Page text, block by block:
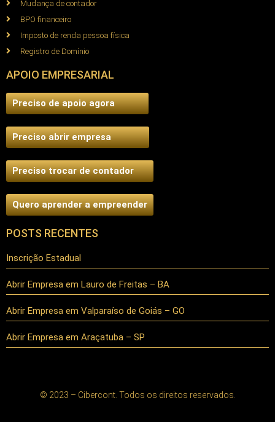
Mudança de contador
BPO financeiro
Imposto de renda pessoa física
Registro de Domínio
APOIO EMPRESARIAL
Preciso de apoio agora
Preciso abrir empresa
Preciso trocar de contador
Quero aprender a empreender
POSTS RECENTES
Inscrição Estadual
Abrir Empresa em Lauro de Freitas – BA
Abrir Empresa em Valparaíso de Goiás – GO
Abrir Empresa em Araçatuba – SP
© 2023 – Cibercont. Todos os direitos reservados.